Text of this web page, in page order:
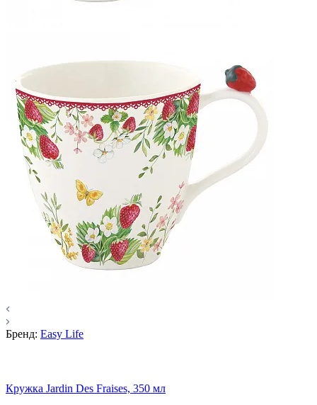
Бренд: Easy Life
Кружка Jardin Des Fraises, 350 мл